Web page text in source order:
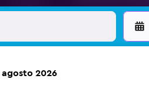
agosto 2026